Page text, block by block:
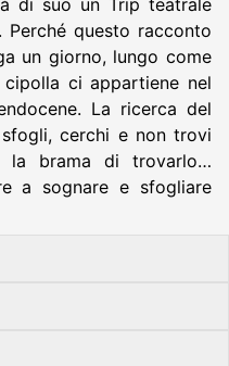
questo racconto
un giorno, lungo come
ci appartiene nel
La ricerca del
cerchi e non trovi
la brama di trovarlo…
a sognare e sfogliare